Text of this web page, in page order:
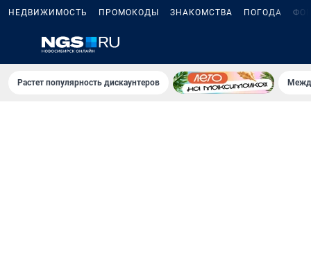
НЕДВИЖИМОСТЬ ПРОМОКОДЫ ЗНАКОМСТВА ПОГОДА
Растет популярность дискаунтеров